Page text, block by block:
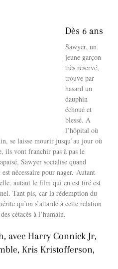
Dès 6 ans
Sawyer, un
jeune garçon
très réservé,
trouve par
hasard un
dauphin
échoué et
blessé. A
l’hôpital où
se laisse mourir jusqu’au jour où
ils vont franchir pas à pas le
Sawyer socialise quand
nécessaire pour nager. Autant
autant le film qui en est tiré est
Tant pis, car la rédemption du
qu’on s’attarde à cette relation
cétacés à l’humain.
avec Harry Connick Jr,
Kris Kristofferson,